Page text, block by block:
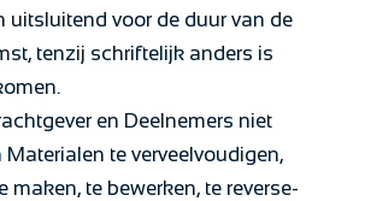
uitsluitend voor de duur van de
tenzij schriftelijk anders is
en Deelnemers niet
te verveelvoudigen,
maken, te bewerken, te reverse-